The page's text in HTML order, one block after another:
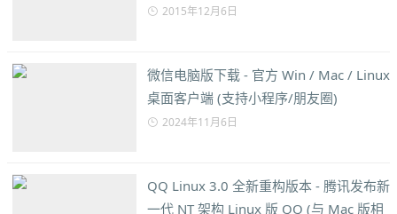
2015年12月6日
微信电脑版下载 - 官方 Win / Mac / Linux
桌面客户端 (支持小程序/朋友圈)
2024年11月6日
QQ Linux 3.0 全新重构版本 - 腾讯发布新
一代 NT 架构 Linux 版 QQ (与 Mac 版相